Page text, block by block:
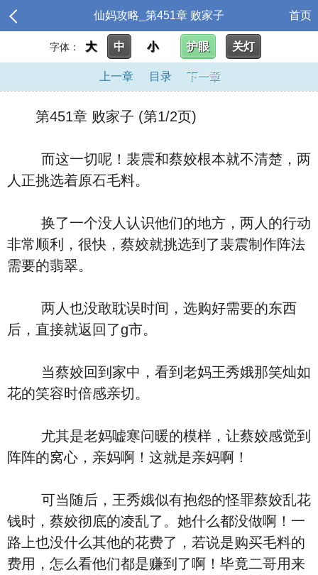
仙妈攻略_第451章 败家子 首页
字体： 大 中 小 护眼 关灯
上一章 目录 下一章
第451章 败家子 (第1/2页)
而这一切呢！裴震和蔡姣根本就不清楚，两
人正挑选着原石毛料。
换了一个没人认识他们的地方，两人的行动
非常顺利，很快，蔡姣就挑选到了裴震制作阵法
需要的翡翠。
两人也没敢耽误时间，选购好需要的东西
后，直接就返回了g市。
当蔡姣回到家中，看到老妈王秀娥那笑灿如
花的笑容时倍感亲切。
尤其是老妈嘘寒问暖的模样，让蔡姣感觉到
阵阵的窝心，亲妈啊！这就是亲妈啊！
可当随后，王秀娥似有抱怨的怪罪蔡姣乱花
钱时，蔡姣彻底的凌乱了。她什么都没做啊！一
路上也没什么其他的花费了，若说是购买毛料的
费用，怎么看他们都是赚到了啊！毕竟二哥用来